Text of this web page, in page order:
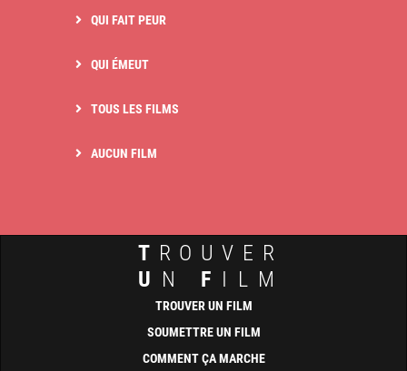
QUI FAIT PEUR
QUI ÉMEUT
TOUS LES FILMS
AUCUN FILM
T ROUVER
U N F ILM
TROUVER UN FILM
SOUMETTRE UN FILM
COMMENT ÇA MARCHE